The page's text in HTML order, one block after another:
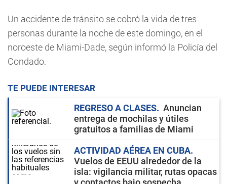
Un accidente de tránsito se cobró la vida de tres
personas durante la noche de este domingo, en el
noroeste de Miami-Dade, según informó la Policía del
Condado.
TE PUEDE INTERESAR
REGRESO A CLASES
Anuncian
entrega de mochilas y útiles
gratuitos a familias de Miami
ACTIVIDAD AÉREA EN CUBA
Vuelos de EEUU alrededor de la
isla: vigilancia militar, rutas opacas